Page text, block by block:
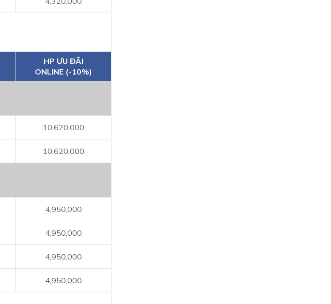
HP ƯU ĐÃI
ONLINE (-10%)
10,620,000
10,620,000
4,950,000
4,950,000
4,950,000
4,950,000